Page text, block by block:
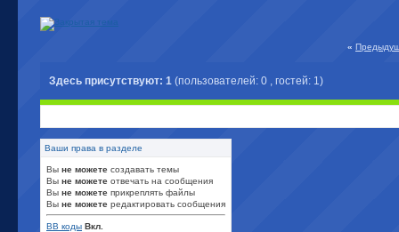
«
Здесь присутствуют: 1 (пользователей: 0 , гостей: 1)
Ваши права в разделе
Вы не можете создавать темы
Вы не можете отвечать на сообщения
Вы не можете прикреплять файлы
Вы не можете редактировать сообщения
BB коды Вкл.